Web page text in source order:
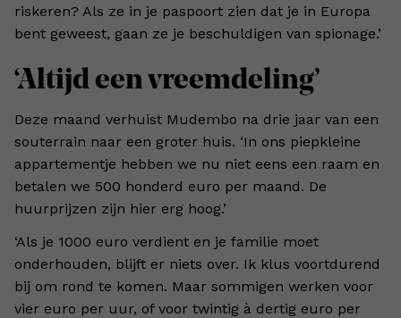
riskeren? Als ze in je paspoort zien dat je in Europa
bent geweest, gaan ze je beschuldigen van spionage.’
‘Altijd een vreemdeling’
Deze maand verhuist Mudembo na drie jaar van een
souterrain naar een groter huis. ‘In ons piepkleine
appartementje hebben we nu niet eens een raam en
betalen we 500 honderd euro per maand. De
huurprijzen zijn hier erg hoog.’
‘Als je 1000 euro verdient en je familie moet
onderhouden, blijft er niets over. Ik klus voortdurend
bij om rond te komen. Maar sommigen werken voor
vier euro per uur, of voor twintig à dertig euro per